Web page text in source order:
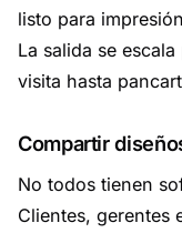
listo para
La salida se
visita hasta
Compartir
No todos tienen
Clientes, gerentes